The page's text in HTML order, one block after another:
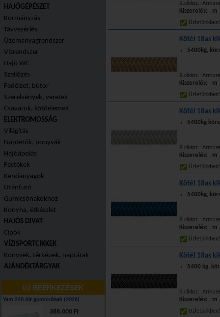
HAJÓGÉPÉSZET
Kormányzás
Távvezérlés
Üzemanyagrendszer
Vízrendszer
Hajó WC
Szellőzés
Fedélzet, bútor
Szerelvények, veretek
Csavarok, kötőelemek
ELEKTROMOSSÁG
Világítás
Naptetők, ponyvák
Hajóápolás
Festékek
Kenőanyagok
Utánfutó
Gumicsónakokhoz
Konyha, étkészlet
HAJÓS DIVAT
Cipők
VÍZISPORTCIKKEK
Könyvek, térképek, naptárak
AJÁNDÉKTÁRGYAK
ÚJ BEÉRKEZÉSEK
Yam 240 Air gumicsónak (2026)
388.000 Ft
B.cikksz.:
Kiszerelés: m
Kötél 18as
5400kg,
B.cikksz.:
Kiszerelés: m
Kötél 18as
5400kg
B.cikksz.:
Kiszerelés: m
Kötél 18as
5400kg,
B.cikksz.:
Kiszerelés: m
Kötél 18as
5400 kg,
B.cikksz.:
Kiszerelés: m